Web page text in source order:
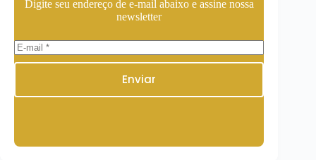
Digite seu endereço de e-mail abaixo e assine nossa
newsletter
Enviar